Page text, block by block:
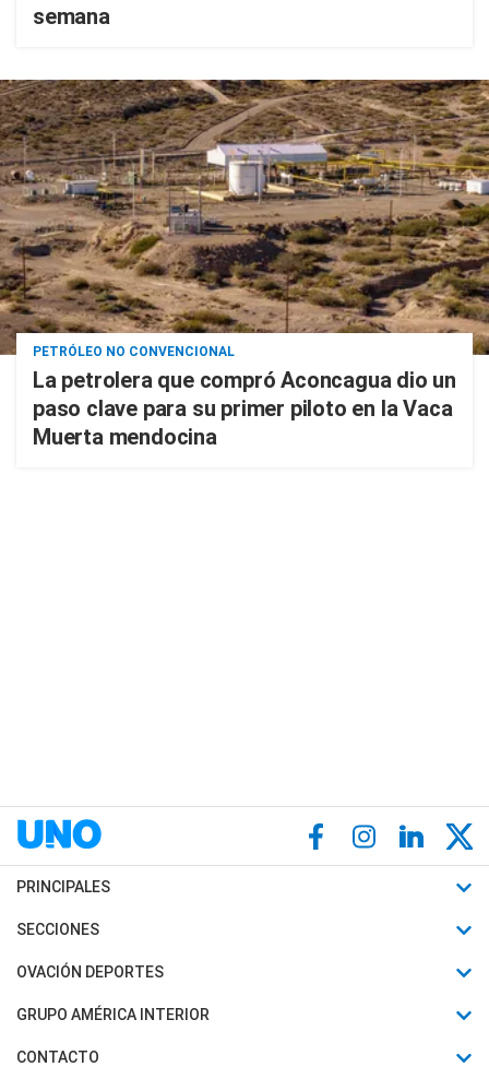
semana
PETRÓLEO NO CONVENCIONAL
La petrolera que compró Aconcagua dio un
paso clave para su primer piloto en la Vaca
Muerta mendocina
PRINCIPALES
Últimas Noticias
Política
SECCIONES
Horóscopo
Motores
OVACIÓN DEPORTES
Fútbol
Mundial
GRUPO AMÉRICA INTERIOR
Canal 7 en Vivo
CONTACTO